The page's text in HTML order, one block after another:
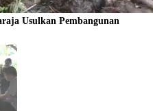
Usulkan Pembangunan